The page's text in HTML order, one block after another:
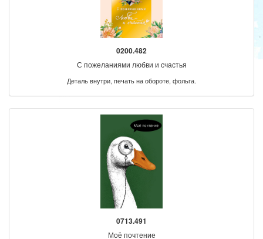
0200.482
С пожеланиями любви и счастья
Деталь внутри, печать на обороте, фольга.
0713.491
Моё почтение